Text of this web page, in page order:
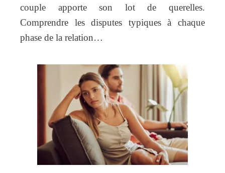
couple apporte son lot de querelles.
Comprendre les disputes typiques à chaque
phase de la relation…